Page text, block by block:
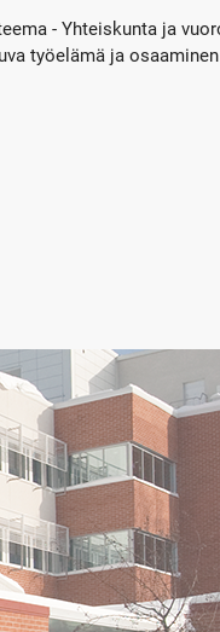
- Yhteiskunta ja
työelämä ja osaaminen